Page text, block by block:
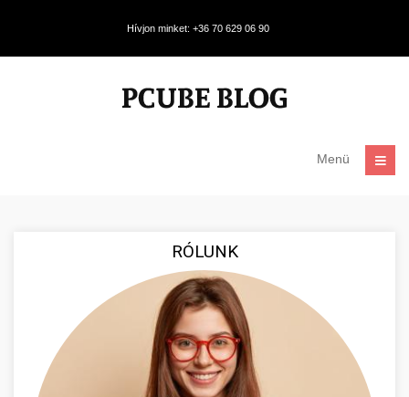
Hívjon minket: +36 70 629 06 90
Menü
RÓLUNK